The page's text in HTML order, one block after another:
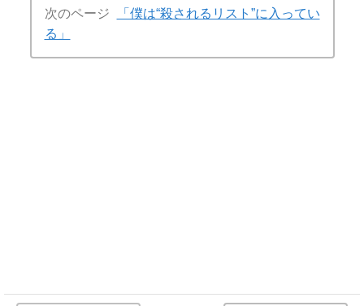
次のページ
「僕は“殺されるリスト”に入ってい
る」